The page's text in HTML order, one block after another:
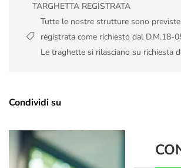
TARGHETTA REGISTRATA
Tutte le nostre strutture sono
registrata come richiesto dal D.M.18-
Le traghette si rilasciano su richiesta
Condividi su